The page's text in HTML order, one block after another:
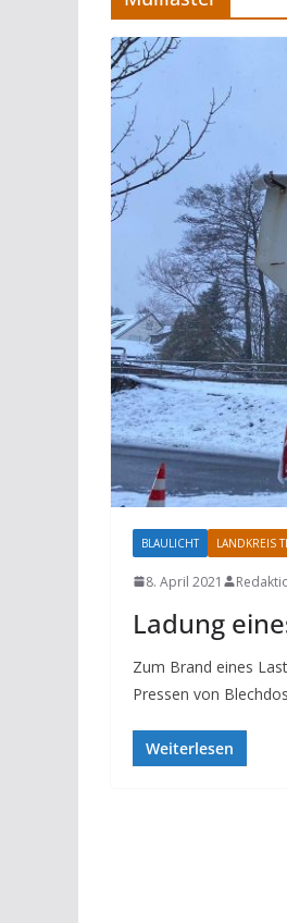
BLAULICHT LANDKREIS
8. April 2021
Ladung
Zum Brand eines
Pressen von
Weiterlesen